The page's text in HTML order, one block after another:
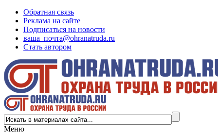
Обратная связь
Реклама на сайте
Подписаться на новости
ваша_почта@ohranatruda.ru
Стать автором
Меню